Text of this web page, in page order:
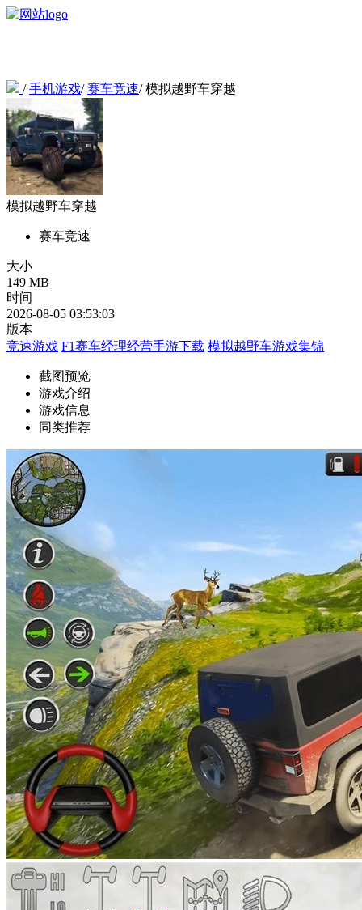
/手机游戏/赛车竞速/模拟越野车穿越
模拟越野车穿越
赛车竞速
大小
149 MB
时间
2026-08-05 03:53:03
版本
竞速游戏 F1赛车经理经营手游下载 模拟越野车游戏集锦
截图预览
游戏介绍
游戏信息
同类推荐